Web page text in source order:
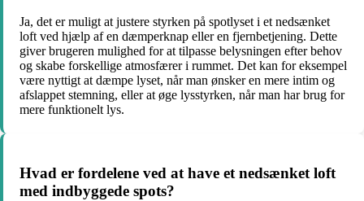
Ja, det er muligt at justere styrken på spotlyset i et nedsænket
loft ved hjælp af en dæmperknap eller en fjernbetjening. Dette
giver brugeren mulighed for at tilpasse belysningen efter behov
og skabe forskellige atmosfærer i rummet. Det kan for eksempel
være nyttigt at dæmpe lyset, når man ønsker en mere intim og
afslappet stemning, eller at øge lysstyrken, når man har brug for
mere funktionelt lys.
Hvad er fordelene ved at have et nedsænket loft
med indbyggede spots?